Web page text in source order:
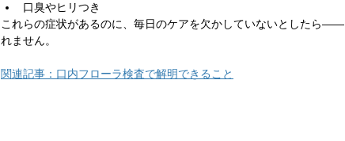
口臭やヒリつき
これらの症状があるのに、毎日のケアを欠かしていないとしたら――
れません。
関連記事：口内フローラ検査で解明できること